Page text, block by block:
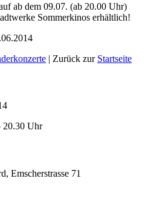
ab dem 09.07. (ab 20.00 Uhr)
Sommerkinos erhältlich!
| Zurück zur Startseite
20.30 Uhr
Emscherstrasse 71